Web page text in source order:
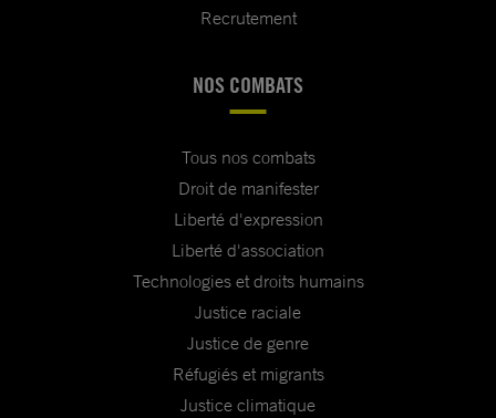
Recrutement
NOS COMBATS
Tous nos combats
Droit de manifester
Liberté d'expression
Liberté d'association
Technologies et droits humains
Justice raciale
Justice de genre
Réfugiés et migrants
Justice climatique